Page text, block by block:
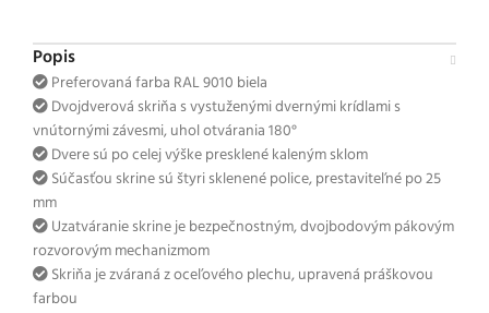
Popis
Preferovaná farba RAL 9010 biela
Dvojdverová skriňa s vystuženými dvernými krídlami s
vnútornými závesmi, uhol otvárania 180°
Dvere sú po celej výške presklené kaleným sklom
Súčasťou skrine sú štyri sklenené police, prestaviteľné po 25
mm
Uzatváranie skrine je bezpečnostným, dvojbodovým pákovým
rozvorovým mechanizmom
Skriňa je zváraná z oceľového plechu, upravená práškovou
farbou